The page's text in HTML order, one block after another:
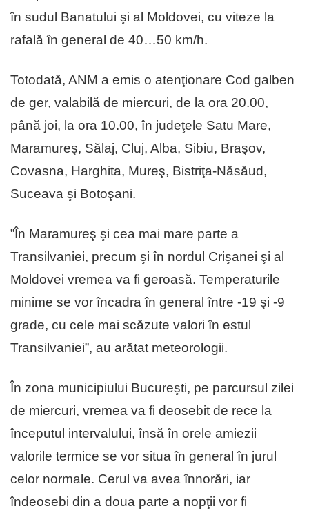
în sudul Banatului şi al Moldovei, cu viteze la
rafală în general de 40…50 km/h.
Totodată, ANM a emis o atenţionare Cod galben
de ger, valabilă de miercuri, de la ora 20.00,
până joi, la ora 10.00, în judeţele Satu Mare,
Maramureş, Sălaj, Cluj, Alba, Sibiu, Braşov,
Covasna, Harghita, Mureş, Bistriţa-Năsăud,
Suceava şi Botoşani.
”În Maramureş şi cea mai mare parte a
Transilvaniei, precum şi în nordul Crişanei şi al
Moldovei vremea va fi geroasă. Temperaturile
minime se vor încadra în general între -19 şi -9
grade, cu cele mai scăzute valori în estul
Transilvaniei”, au arătat meteorologii.
În zona municipiului Bucureşti, pe parcursul zilei
de miercuri, vremea va fi deosebit de rece la
începutul intervalului, însă în orele amiezii
valorile termice se vor situa în general în jurul
celor normale. Cerul va avea înnorări, iar
îndeosebi din a doua parte a nopţii vor fi